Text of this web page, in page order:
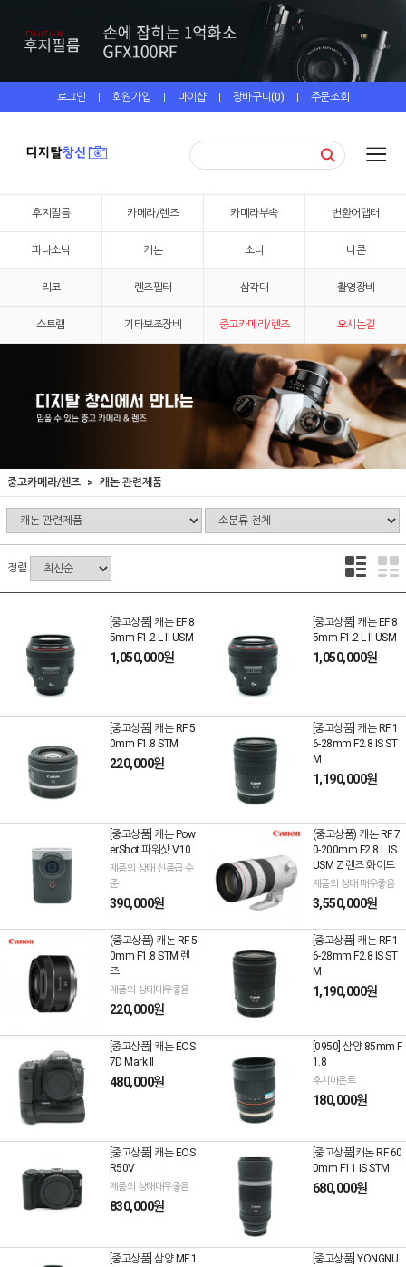
로그인 | 회원가입 | 마이샵 | 장바구니(0) | 주문조회
후지필름 카메라/렌즈 카메라부속 변환어댑터
파나소닉 캐논 소니 니콘
리코 렌즈필터 삼각대 촬영장비
스트랩 기타보조장비 중고카메라/렌즈 오시는길
중고카메라/렌즈 캐논 관련제품
정렬
[중고상품] 캐논 EF 8
5mm F1.2 L II USM
1,050,000원
[중고상품] 캐논 EF 8
5mm F1.2 L II USM
1,050,000원
[중고상품] 캐논 RF 5
0mm F1.8 STM
220,000원
[중고상품] 캐논 RF 1
6-28mm F2.8 IS ST
M
1,190,000원
[중고상품] 캐논 Pow
erShot 파워샷 V10
제품의 상태 신품급 수
준
390,000원
(중고상품) 캐논 RF 7
0-200mm F2.8 L IS
USM Z 렌즈 화이트
제품의 상태 매우좋음
3,550,000원
(중고상품) 캐논 RF 5
0mm F1.8 STM 렌
즈
제품의 상태매우좋음
220,000원
[중고상품] 캐논 RF 1
6-28mm F2.8 IS ST
M
1,190,000원
[중고상품] 캐논 EOS
7D Mark II
480,000원
[0950] 삼양 85mm F
1.8
후지마운트
180,000원
[중고상품] 캐논 EOS
R50V
제품의 상태매우좋음
830,000원
[중고상품]캐논 RF 60
0mm F11 IS STM
680,000원
[중고상품] 삼양 MF 1
[중고상품] YONGNU